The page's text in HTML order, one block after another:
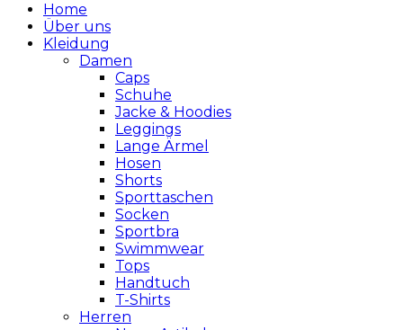
Home
Über uns
Kleidung
Damen
Caps
Schuhe
Jacke & Hoodies
Leggings
Lange Ärmel
Hosen
Shorts
Sporttaschen
Socken
Sportbra
Swimmwear
Tops
Handtuch
T-Shirts
Herren